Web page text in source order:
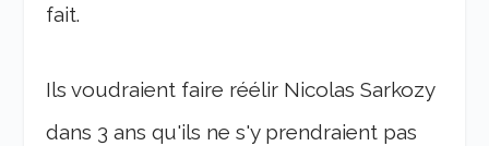
fait.
Ils voudraient faire réélir Nicolas Sarkozy
dans 3 ans qu'ils ne s'y prendraient pas